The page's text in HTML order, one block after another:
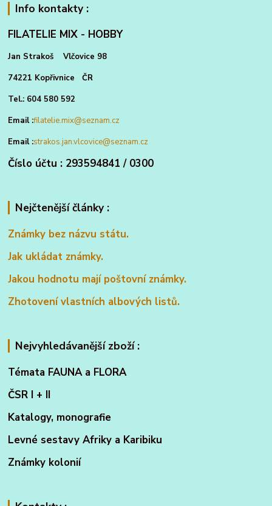
Info kontakty :
FILATELIE MIX - HOBBY
Jan Strakoš Vlčovice 98
74221 Kopřivnice ČR
Tel.: 604 580 592
Email :filatelie.mix@seznam.cz
Email :strakos.jan.vlcovice@seznam.cz
Číslo účtu : 293594841 / 0300
Nejčtenější články :
Známky bez názvu státu.
Jak ukládat známky.
Jakou hodnotu mají poštovní známky.
Zhotovení vlastních albových listů.
Nejvyhledávanější zboží :
Témata FAUNA a FLORA
ČSR I + II
Katalogy, monografie
Levné sestavy Afriky a Karibiku
Známky kolonií